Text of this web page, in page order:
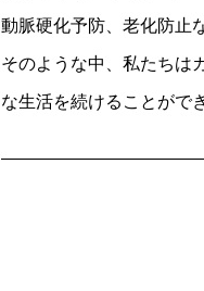
動脈硬化予防、老化防止
そのような中、私たちは
な生活を続けることがで